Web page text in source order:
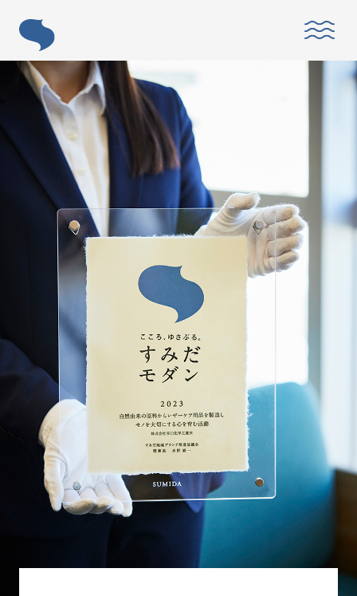
ABOUT
「すみだモダン」とは？
ACTIVITY 「すみだモダン」の主な活動
つながる パートナーシップ連携
つくる フラッグシップ商品開発
つたえる ブランドコミュニケーション展開